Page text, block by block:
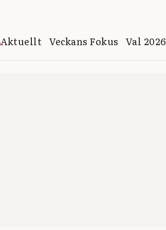
Aktuellt Veckans Fokus Val 2026